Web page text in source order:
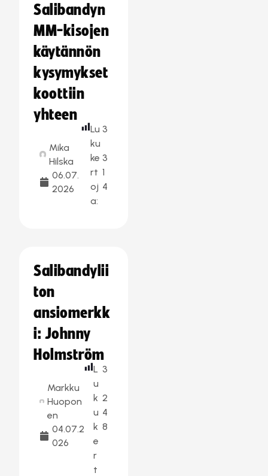
Salibandyn
MM-kisojen
käytännön
kysymykset
koottiin
yhteen
Mika
Hilska
06.07.
2026
Lu
ku
ke
rt
oj
a:
3
3
1
4
Salibandylii
ton
ansiomerkk
i: Johnny
Holmström
Markku
Huopon
en
04.07.2
026
L
u
k
u
k
e
r
t
3
2
4
8